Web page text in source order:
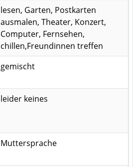
lesen, Garten, Postkarten
ausmalen, Theater, Konzert,
Computer, Fernsehen,
chillen,Freundinnen treffen
gemischt
leider keines
Muttersprache